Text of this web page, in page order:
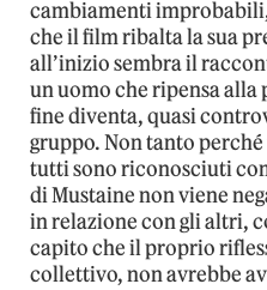
cambiamenti
che il film ribalta la sua
all’inizio sembra il
un uomo che ripensa
fine diventa, quasi
gruppo. Non tanto
tutti sono riconosciuti
di Mustaine non viene
in relazione con gli altri,
capito che il proprio
collettivo, non avrebbe